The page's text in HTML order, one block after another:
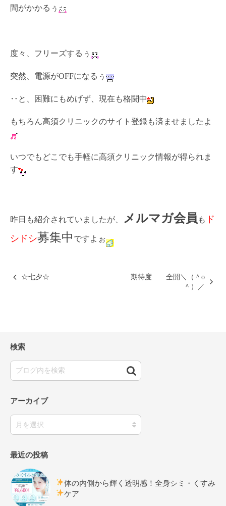
間がかかるぅ
度々、フリーズするぅ
突然、電源がOFFになるぅ
‥と、困難にもめげず、現在も格闘中
もちろん高須クリニックのサイト登録も済ませましたよ
いつでもどこでも手軽に高須クリニック情報が得られま
す
昨日も紹介されていましたが、 メルマガ会員 も ド
シドシ募集中 ですよぉ
☆七夕☆
期待度 全開＼（＾о
＾）／
検索
アーカイブ
最近の投稿
体の内側から輝く透明感！全身シミ・くすみ
ケア